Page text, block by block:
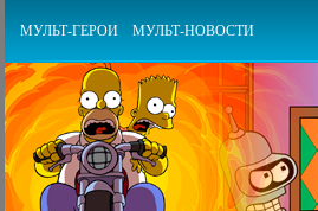
МУЛЬТ-ГЕРОИ МУЛЬТ-НОВОСТИ